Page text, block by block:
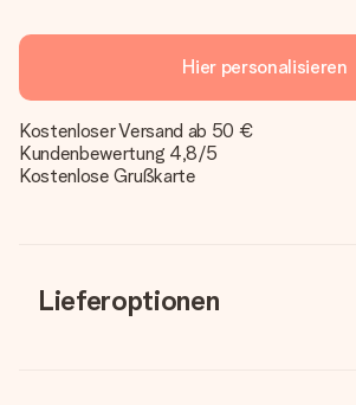
Hier personalisieren
Kostenloser Versand ab 50 €
Kundenbewertung 4,8/5
Kostenlose Grußkarte
Lieferoptionen